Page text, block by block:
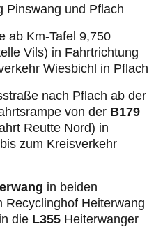
Pinswang und Pflach
ab Km-Tafel 9,750
Vils) in Fahrtrichtung
Wiesbichl in Pflach
nach Pflach ab der
von der B179
Reutte Nord) in
zum Kreisverkehr
in beiden
Recyclinghof Heiterwang
die L355 Heiterwanger